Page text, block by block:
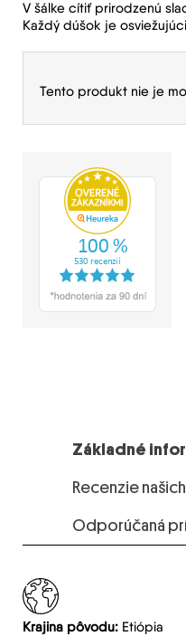
V šálke cítiť prirodzenú
Každý dúšok je
Tento produkt nie je
Základné
Recenzie
Odporúčaná
Krajina pôvodu: Etiópia